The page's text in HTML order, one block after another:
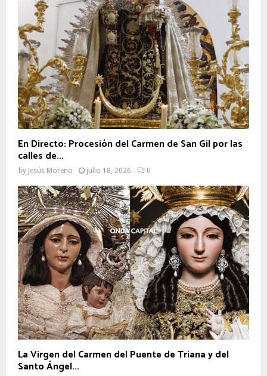
En Directo: Procesión del Carmen de San Gil por las
calles de...
by Jesús Moreno julio 18, 2026 0
La Virgen del Carmen del Puente de Triana y del
Santo Ángel...